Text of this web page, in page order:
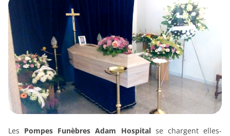
Les Pompes Funèbres Adam Hospitalse chargent elles-